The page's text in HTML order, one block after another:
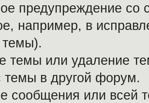
предупреждение
например, в
темы или удаление
темы в другой форум.
сообщения или всей